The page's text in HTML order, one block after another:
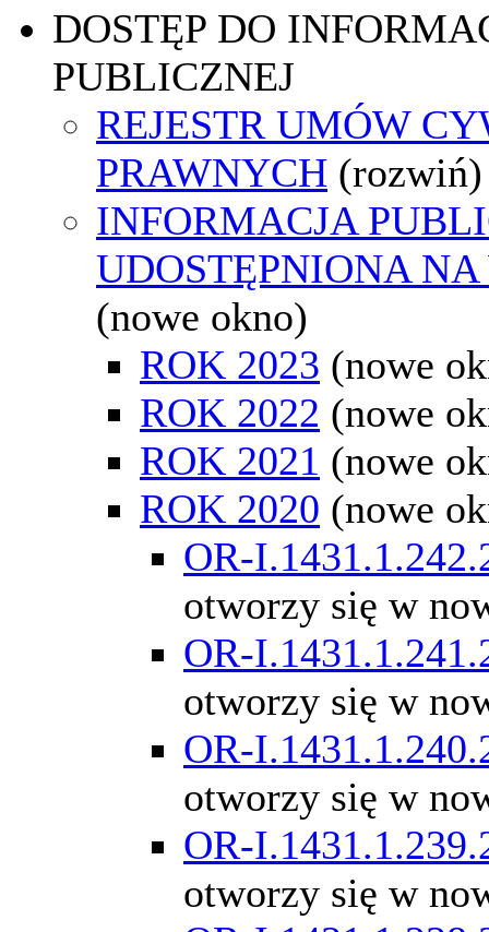
DOSTĘP DO
PUBLICZNEJ
REJESTR UMÓW
PRAWNYCH (rozwiń)
INFORMACJA
UDOSTĘPNIONA
(nowe okno)
ROK 2023 (nowe
ROK 2022 (nowe
ROK 2021 (nowe
ROK 2020 (nowe
OR-
otworzy się w
OR-
otworzy się w
OR-
otworzy się w
OR-
otworzy się w